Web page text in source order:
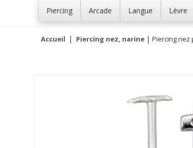
Piercing Arcade Langue Lèvre
Accueil Piercing nez, narine Piercing nez